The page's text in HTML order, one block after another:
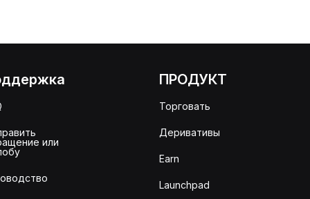
или
ПРОДУКТ
Торговать
Деривативы
Earn
Launchpad